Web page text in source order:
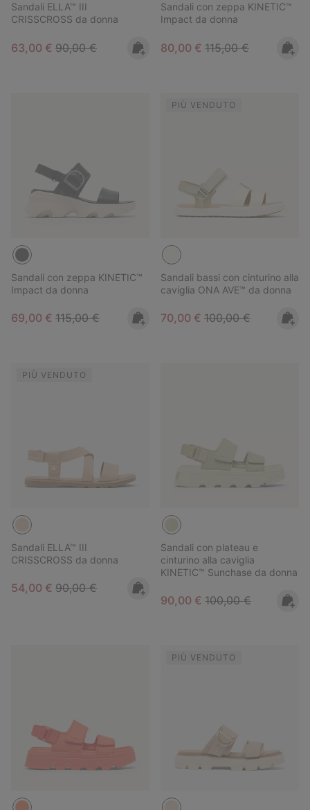
Sandali ELLA™ III
CRISSCROSS da donna
Sale price:
63,00 € Regular price:
90,00 €
Sandali con zeppa KINETIC™
Impact da donna
Sale price:
80,00 € Regular price:
115,00 €
Sandali con zeppa KINETIC™
Impact da donna
Sale price:
69,00 € Regular price:
115,00 €
PIÙ VENDUTO
Sandali bassi con cinturino alla
caviglia ONA AVE™ da donna
Sale price:
70,00 € Regular price:
100,00 €
PIÙ VENDUTO
Sandali ELLA™ III
CRISSCROSS da donna
Sale price:
54,00 € Regular price:
90,00 €
Sandali con plateau e
cinturino alla caviglia
KINETIC™ Sunchase da donna
Sale price:
90,00 € Regular price:
100,00 €
PIÙ VENDUTO